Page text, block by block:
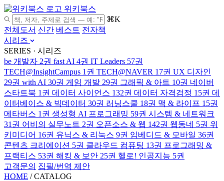
위키북스
⌘K
전체도서 신간 베스트 전자책
시리즈
SERIES · 시리즈
be 개발자 2권 fast AI 4권 IT Leaders 57권
TECH@InsightCampus 1권 TECH@NAVER 17권 UX 디자인
29권 with AI 30권 게임 개발 29권 그래픽 & 아트 10권 네이버
스타트북 1권 데이터 사이언스 132권 데이터 자격검정 15권 데
이터베이스 & 빅데이터 30권 러닝스쿨 18권 맥 & 라이프 15권
메타버스 1권 생성형 AI 프로그래밍 59권 시스템 & 네트워크
31권 어비의 실무노트 2권 오픈소스 & 웹 142권 웹동네 5권 위
키미디어 16권 유닉스 & 리눅스 9권 임베디드 & 모바일 36권
콘텐츠 크리에이션 5권 클라우드 컴퓨팅 13권 프로그래밍 &
프랙티스 53권 해킹 & 보안 25권 헬로! 인공지능 5권
고객문의 집필/번역 제안
HOME / CATALOG